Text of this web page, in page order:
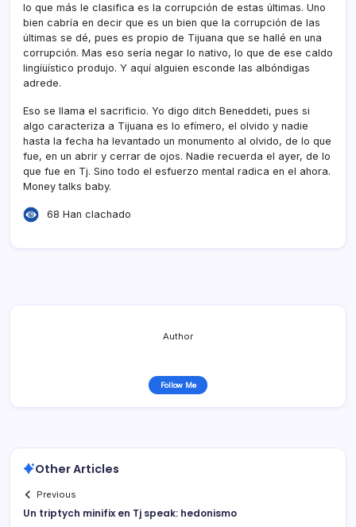
lo que más le clasifica es la corrupción de estas últimas. Uno
bien cabrí­a en decir que es un bien que la corrupción de las
últimas se dé, pues es propio de Tijuana que se hallé en una
corrupción. Mas eso serí­a negar lo nativo, lo que de ese caldo
lingíüí­stico produjo. Y aquí­ alguien esconde las albóndigas
adrede.
Eso se llama el sacrificio. Yo digo ditch Beneddeti, pues si
algo caracteriza a Tijuana es lo efí­mero, el olvido y nadie
hasta la fecha ha levantado un monumento al olvido, de lo que
fue, en un abrir y cerrar de ojos. Nadie recuerda el ayer, de lo
que fue en Tj. Sino todo el esfuerzo mental radica en el ahora.
Money talks baby.
68 Han clachado
Author
Follow Me
Other Articles
Previous
Un triptych minifix en Tj speak: hedonismo